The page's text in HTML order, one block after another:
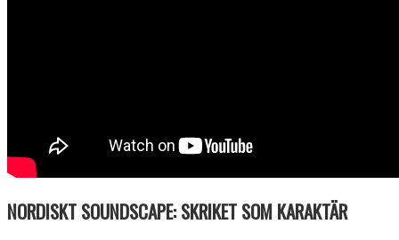
NORDISKT SOUNDSCAPE: SKRIKET SOM KARAKTÄR